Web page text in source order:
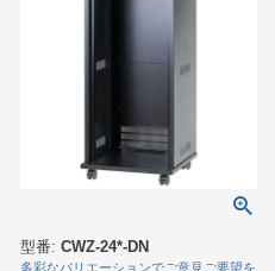
型番: CWZ-24*-DN
多彩なバリエーションでご意見ご要望を